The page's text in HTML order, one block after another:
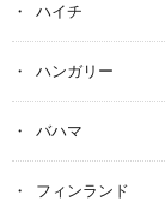
ハイチ
ハンガリー
バハマ
フィンランド